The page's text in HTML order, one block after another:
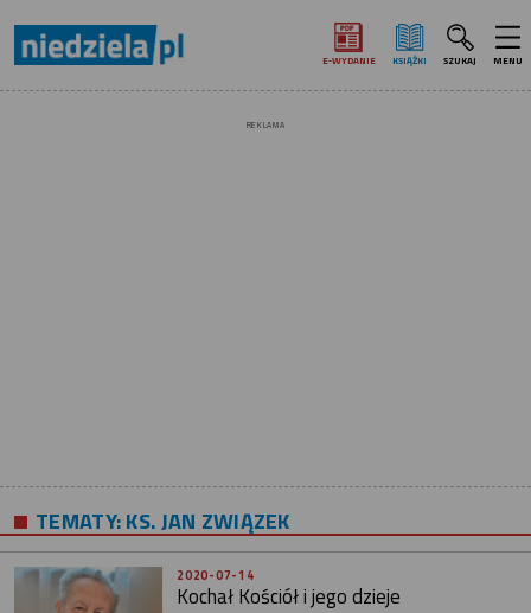
E‑WYDANIE KSIĄŻKI SZUKAJ MENU
REKLAMA
TEMATY:KS. JAN ZWIĄZEK
2020-07-14
Kochał Kościół i jego dzieje